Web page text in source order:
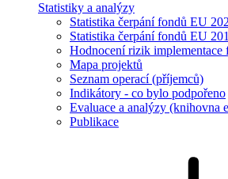
Statistiky a analýzy
Statistika čerpání fondů EU
Statistika čerpání fondů EU
Hodnocení rizik implementace
Mapa projektů
Seznam operací (příjemců)
Indikátory - co bylo podpořeno
Evaluace a analýzy (knihovna
Publikace